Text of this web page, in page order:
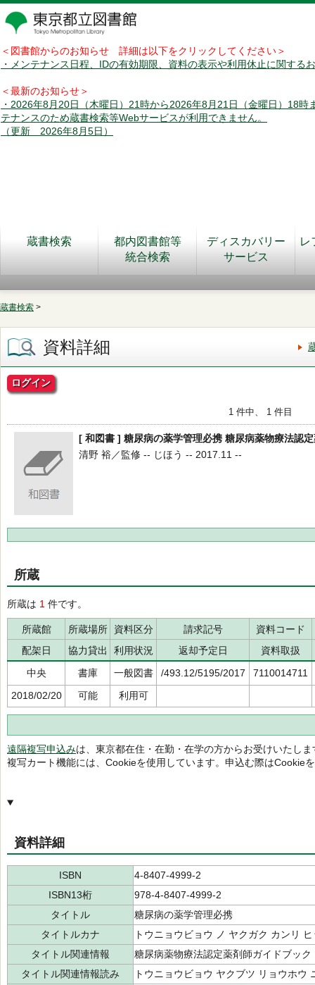
＜図書館からのお知らせ 詳細は以下をクリックしてください＞
・メンテナンス日程、IDの有効期限、資料の表示や利用休止に関する
＜最新のお知らせ＞
・2026年8月20日（木曜日）21時から2026年8月21日（金曜日）18時
テナンスのため蔵書検索等Webサービスが利用できません。
（更新 2026年8月5日）
蔵書検索
都内図書館等
統合検索
ディスカバリー
サービス
レ
蔵書検索 >
資料詳細
ログイン
1 件中、 1 件目
[ 和図書 ] 糖尿病の薬学管理必携 糖尿病薬物療法認
清野 裕／監修 -- じほう -- 2017.11 --
所蔵
所蔵は 1 件です。
所蔵館 所蔵場所 資料区分 請求記号 資料コード
配架日
協力貸出 利用状況 返却予定日
資料取扱
中央
書庫 一般図書 /493.12/5195/2017
7110014711
2018/02/20
可能 利用可
遠隔複写申込みは、東京都在住・在勤・在学の方からお受けいたしま
複写カート機能には、Cookieを使用しています。申込む際はCookie
資料詳細
ISBN
4-8407-4999-2
ISBN13桁
978-4-8407-4999-2
タイトル
糖尿病の薬学管理必携
タイトルカナ
トウニョウビョウ ノ ヤクガク カンリ
タイトル関連情報
糖尿病薬物療法認定薬剤師ガイドブック
タイトル関連情報読み
トウニョウビョウ ヤクブツ リョウホウ